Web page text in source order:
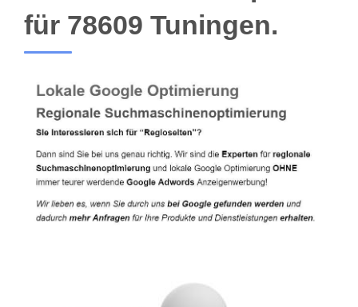
für 78609 Tuningen.